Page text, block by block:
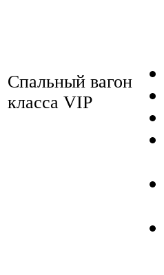
Спальный вагон
класса VIP